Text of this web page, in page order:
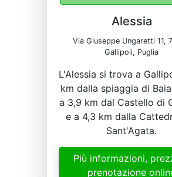
Alessia
Via Giuseppe Ungaretti 11,
Gallipoli, Puglia
L'Alessia si trova a
km dalla spiaggia di
a 3,9 km dal Castello di
e a 4,3 km dalla
Sant'Agata.
Più informazioni,
prenotazione